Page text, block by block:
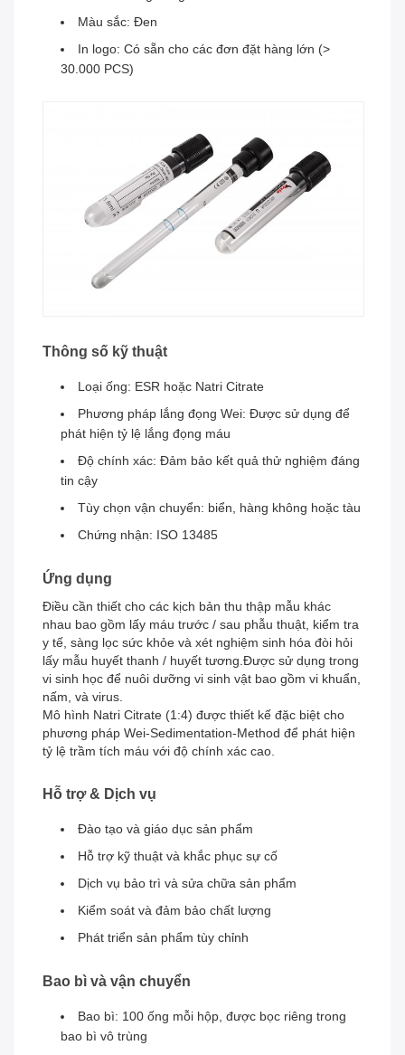
Màu sắc: Đen
In logo: Có sẵn cho các đơn đặt hàng lớn (>
30.000 PCS)
Thông số kỹ thuật
Loại ống: ESR hoặc Natri Citrate
Phương pháp lắng đọng Wei: Được sử dụng để
phát hiện tỷ lệ lắng đọng máu
Độ chính xác: Đảm bảo kết quả thử nghiệm đáng
tin cậy
Tùy chọn vận chuyển: biển, hàng không hoặc tàu
Chứng nhận: ISO 13485
Ứng dụng
Điều cần thiết cho các kịch bản thu thập mẫu khác
nhau bao gồm lấy máu trước / sau phẫu thuật, kiểm tra
y tế, sàng lọc sức khỏe và xét nghiệm sinh hóa đòi hỏi
lấy mẫu huyết thanh / huyết tương.Được sử dụng trong
vi sinh học để nuôi dưỡng vi sinh vật bao gồm vi khuẩn,
nấm, và virus.
Mô hình Natri Citrate (1:4) được thiết kế đặc biệt cho
phương pháp Wei-Sedimentation-Method để phát hiện
tỷ lệ trầm tích máu với độ chính xác cao.
Hỗ trợ & Dịch vụ
Đào tạo và giáo dục sản phẩm
Hỗ trợ kỹ thuật và khắc phục sự cố
Dịch vụ bảo trì và sửa chữa sản phẩm
Kiểm soát và đảm bảo chất lượng
Phát triển sản phẩm tùy chỉnh
Bao bì và vận chuyển
Bao bì: 100 ống mỗi hộp, được bọc riêng trong
bao bì vô trùng